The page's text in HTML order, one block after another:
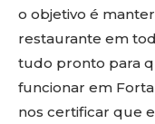
o objetivo é
restaurante em
tudo pronto para
funcionar em
nos certificar que